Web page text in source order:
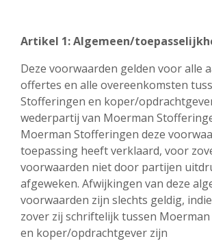
Artikel 1: Algemeen/
Deze voorwaarden gelden voor alle
offertes en alle overeenkomsten
Stofferingen en koper/
wederpartij van Moerman
Moerman Stofferingen deze
toepassing heeft verklaard, voor
voorwaarden niet door partijen
afgeweken. Afwijkingen van deze
voorwaarden zijn slechts geldig,
zover zij schriftelijk tussen
en koper/opdrachtgever zijn